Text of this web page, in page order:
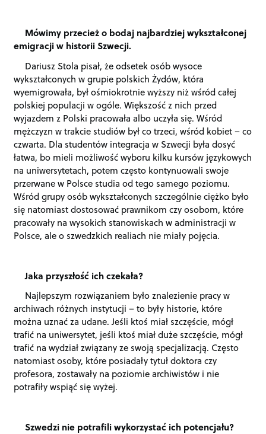
Mówimy przecież o bodaj najbardziej wykształconej
emigracji w historii Szwecji.
Dariusz Stola pisał, że odsetek osób wysoce
wykształconych w grupie polskich Żydów, która
wyemigrowała, był ośmiokrotnie wyższy niż wśród całej
polskiej populacji w ogóle. Większość z nich przed
wyjazdem z Polski pracowała albo uczyła się. Wśród
mężczyzn w trakcie studiów był co trzeci, wśród kobiet – co
czwarta. Dla studentów integracja w Szwecji była dosyć
łatwa, bo mieli możliwość wyboru kilku kursów językowych
na uniwersytetach, potem często kontynuowali swoje
przerwane w Polsce studia od tego samego poziomu.
Wśród grupy osób wykształconych szczególnie ciężko było
się natomiast dostosować prawnikom czy osobom, które
pracowały na wysokich stanowiskach w administracji w
Polsce, ale o szwedzkich realiach nie miały pojęcia.
Jaka przyszłość ich czekała?
Najlepszym rozwiązaniem było znalezienie pracy w
archiwach różnych instytucji – to były historie, które
można uznać za udane. Jeśli ktoś miał szczęście, mógł
trafić na uniwersytet, jeśli ktoś miał duże szczęście, mógł
trafić na wydział związany ze swoją specjalizacją. Często
natomiast osoby, które posiadały tytuł doktora czy
profesora, zostawały na poziomie archiwistów i nie
potrafiły wspiąć się wyżej.
Szwedzi nie potrafili wykorzystać ich potencjału?